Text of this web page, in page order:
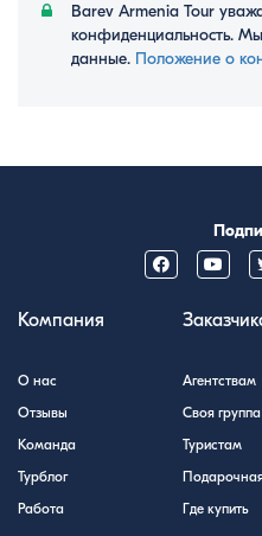
Barev Armenia Tour
конфиденциальность.
данные. Положение о
Компания
О нас
Отзывы
Команда
Турблог
Работа
Агентствам
Своя группа
Туристам
Где купить